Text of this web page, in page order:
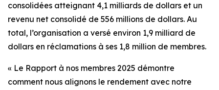
consolidées atteignant 4,1 milliards de dollars et un
revenu net consolidé de 556 millions de dollars. Au
total, l’organisation a versé environ 1,9 milliard de
dollars en réclamations à ses 1,8 million de membres.
« Le Rapport à nos membres 2025 démontre
comment nous alignons le rendement avec notre